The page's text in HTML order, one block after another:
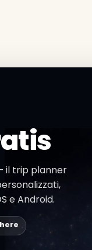
il trip planner
e Android.